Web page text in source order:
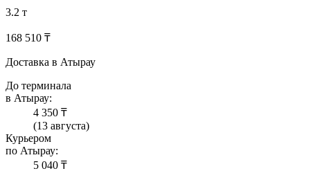
3.2 т
168 510 ₸
Доставка в Атырау
До терминала
в Атырау:
4 350 ₸
(13 августа)
Курьером
по Атырау:
5 040 ₸